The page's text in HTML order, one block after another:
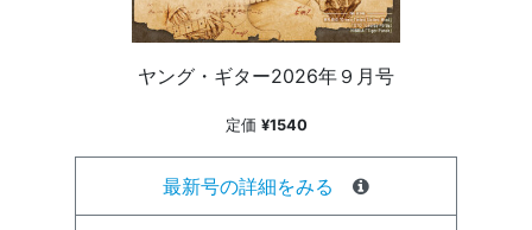
ヤング・ギター2026年９月号
定価 ¥1540
最新号の詳細をみる